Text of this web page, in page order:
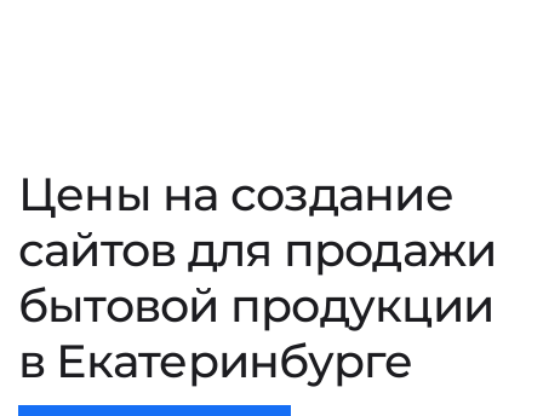
Цены на создание
сайтов для продажи
бытовой продукции
в Екатеринбурге